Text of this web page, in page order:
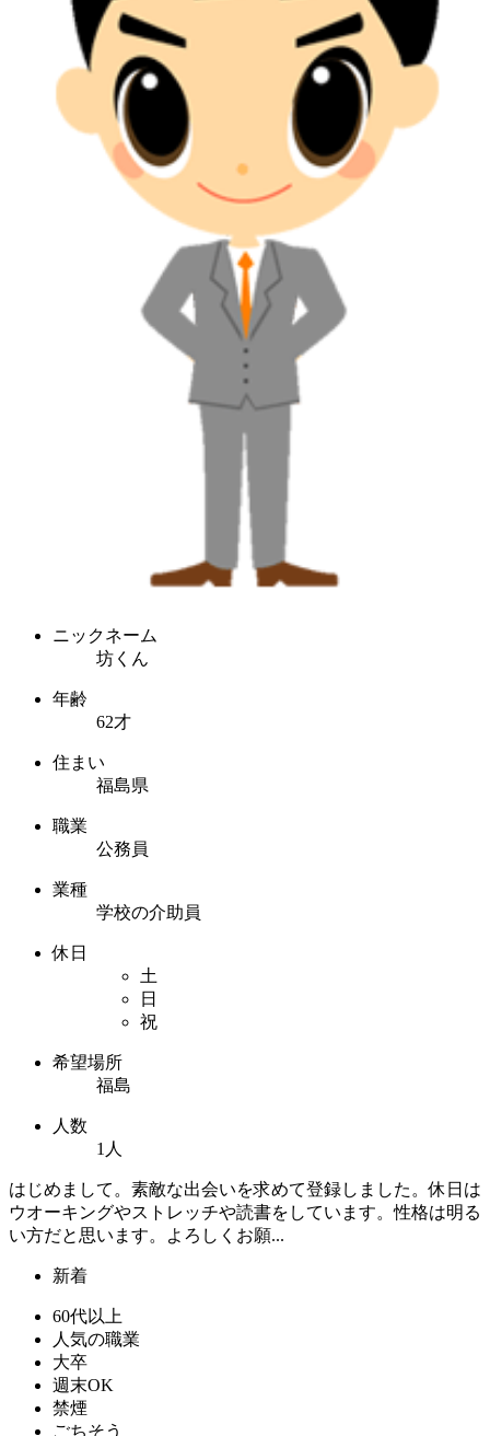
ニックネーム
坊くん
年齢
62才
住まい
福島県
職業
公務員
業種
学校の介助員
休日
土
日
祝
希望場所
福島
人数
1人
はじめまして。素敵な出会いを求めて登録しました。休日は
ウオーキングやストレッチや読書をしています。性格は明る
い方だと思います。よろしくお願...
新着
60代以上
人気の職業
大卒
週末OK
禁煙
ごちそう